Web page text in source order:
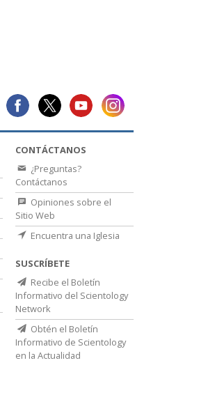
CONTÁCTANOS
¿Preguntas?
Contáctanos
Opiniones sobre el
Sitio Web
Encuentra una Iglesia
SUSCRÍBETE
Recibe el Boletín
Informativo del Scientology
Network
Obtén el Boletín
Informativo de Scientology
en la Actualidad